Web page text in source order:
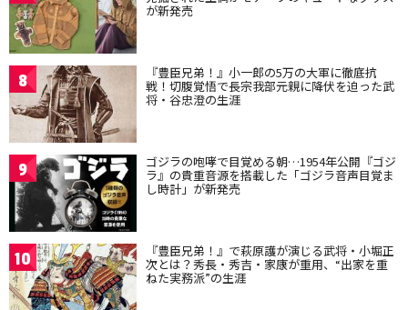
が新発売
8 『豊臣兄弟！』小一郎の5万の大軍に徹底抗
戦！切腹覚悟で長宗我部元親に降伏を迫った武
将・谷忠澄の生涯
9 ゴジラの咆哮で目覚める朝…1954年公開『ゴジ
ラ』の貴重音源を搭載した「ゴジラ音声目覚ま
し時計」が新発売
10 『豊臣兄弟！』で萩原護が演じる武将・小堀正
次とは？秀長・秀吉・家康が重用、“出家を重
ねた実務派”の生涯